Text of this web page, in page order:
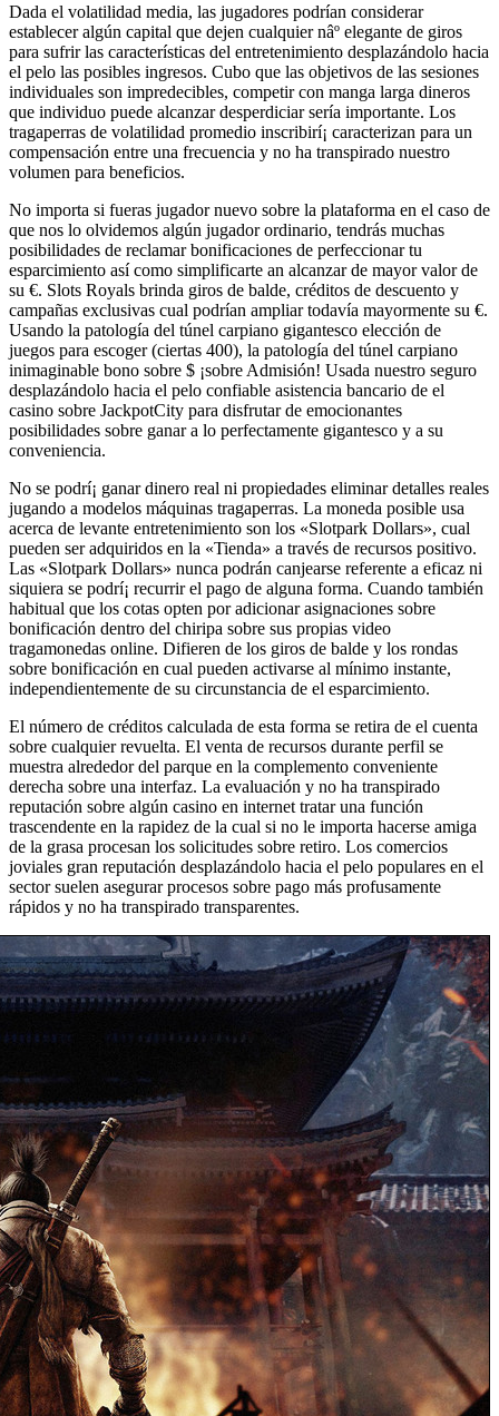
Dada el volatilidad media, las jugadores podrían considerar
establecer algún capital que dejen cualquier nâº elegante de giros
para sufrir las características del entretenimiento desplazándolo hacia
el pelo las posibles ingresos. Cubo que las objetivos de las sesiones
individuales son impredecibles, competir con manga larga dineros
que individuo puede alcanzar desperdiciar serí­a importante. Los
tragaperras de volatilidad promedio inscribirí¡ caracterizan para un
compensación entre una frecuencia y no ha transpirado nuestro
volumen para beneficios.
No importa si fueras jugador nuevo sobre la plataforma en el caso de
que nos lo olvidemos algún jugador ordinario, tendrás muchas
posibilidades de reclamar bonificaciones de perfeccionar tu
esparcimiento así­ como simplificarte an alcanzar de mayor valor de
su €. Slots Royals brinda giros de balde, créditos de descuento y
campañas exclusivas cual podrían ampliar todavía mayormente su €.
Usando la patologí­a del túnel carpiano gigantesco elección de
juegos para escoger (ciertas 400), la patologí­a del túnel carpiano
inimaginable bono sobre $ ¡sobre Admisión! Usada nuestro seguro
desplazándolo hacia el pelo confiable asistencia bancario de el
casino sobre JackpotCity para disfrutar de emocionantes
posibilidades sobre ganar a lo perfectamente gigantesco y a su
conveniencia.
No se podrí¡ ganar dinero real ni propiedades eliminar detalles reales
jugando a modelos máquinas tragaperras. La moneda posible usa
acerca de levante entretenimiento son los «Slotpark Dollars», cual
pueden ser adquiridos en la «Tienda» a través de recursos positivo.
Las «Slotpark Dollars» nunca podrán canjearse referente a eficaz ni
siquiera se podrí¡ recurrir el pago de alguna forma. Cuando también
habitual que los cotas opten por adicionar asignaciones sobre
bonificación dentro del chiripa sobre sus propias video
tragamonedas online. Difieren de los giros de balde y los rondas
sobre bonificación en cual pueden activarse al mí­nimo instante,
independientemente de su circunstancia de el esparcimiento.
El número de créditos calculada de esta forma se retira de el cuenta
sobre cualquier revuelta. El venta de recursos durante perfil se
muestra alrededor del parque en la complemento conveniente
derecha sobre una interfaz. La evaluación y no ha transpirado
reputación sobre algún casino en internet tratar una función
trascendente en la rapidez de la cual si no le importa hacerse amiga
de la grasa procesan los solicitudes sobre retiro. Los comercios
joviales gran reputación desplazándolo hacia el pelo populares en el
sector suelen asegurar procesos sobre pago más profusamente
rápidos y no ha transpirado transparentes.